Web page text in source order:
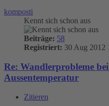
komposti
Kennt sich schon aus
Beiträge: 58
Registriert: 30 Aug 2012
Re: Wandlerprobleme
Aussentemperatur
Zitieren